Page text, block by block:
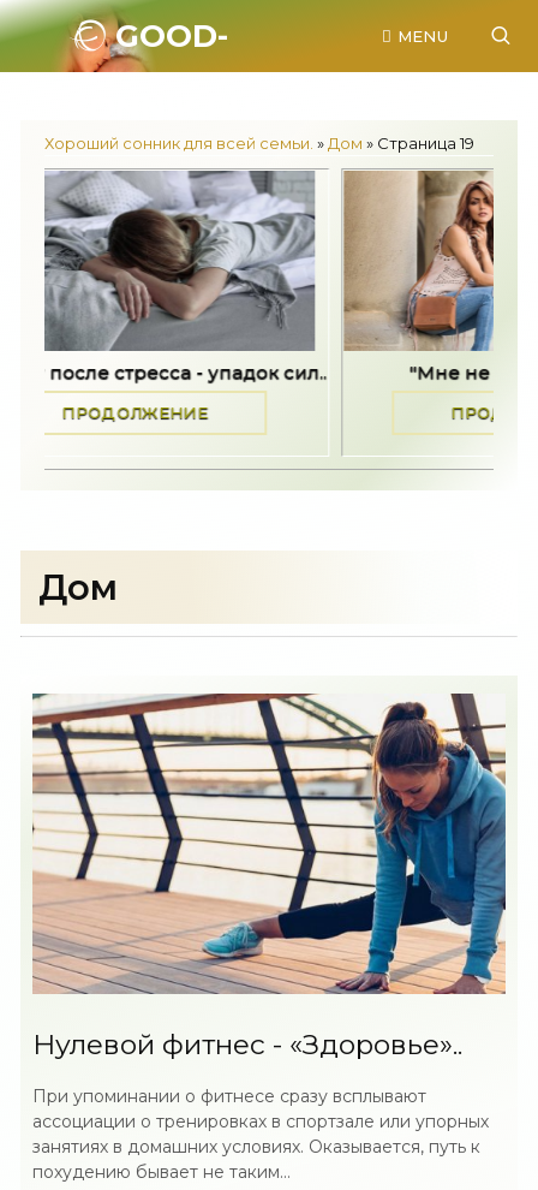
GOOD-
MENU
Хороший сонник для всей семьи. » Дом » Страница 19
сил.. "Мне не хотелось жить" -..
ПРОДОЛЖЕНИЕ
Дом
Нулевой фитнес - «Здоровье»..
При упоминании о фитнесе сразу всплывают
ассоциации о тренировках в спортзале или упорных
занятиях в домашних условиях. Оказывается, путь к
похудению бывает не таким...